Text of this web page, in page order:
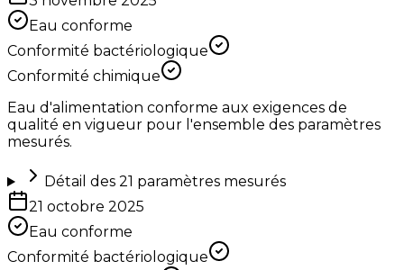
Eau conforme
Conformité bactériologique
Conformité chimique
Eau d'alimentation conforme aux exigences de
qualité en vigueur pour l'ensemble des paramètres
mesurés.
Détail des 21 paramètres mesurés
21 octobre 2025
Eau conforme
Conformité bactériologique